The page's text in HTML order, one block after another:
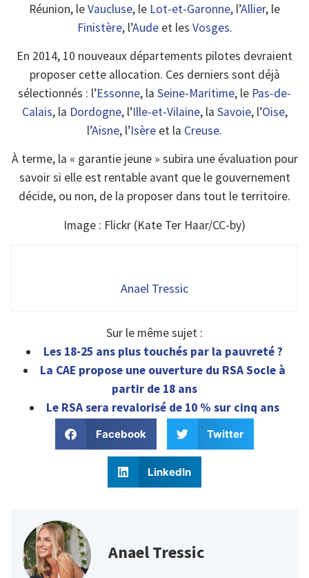
Réunion, leVaucluse, le Lot-et-Garonne, l’Allier, le
Finistère, l’Audeet les Vosges.
En 2014, 10 nouveaux départements pilotes devraient
proposer cette allocation. Ces derniers sont déjà
sélectionnés : l’Essonne, la Seine-Maritime, le Pas-de-
Calais, la Dordogne, l’Ille-et-Vilaine, la Savoie, l’Oise,
l’Aisne, l’Isère et la Creuse.
À terme, la « garantie jeune » subira une évaluation pour
savoir si elle est rentable avant que le gouvernement
décide, ou non, de la proposer dans tout le territoire.
Image : Flickr (Kate Ter Haar/CC-by)
Anael Tressic
Sur le même sujet :
Les 18-25 ans plus touchés par la pauvreté ?
La CAE propose une ouverture du RSA Socle à
partir de 18 ans
Le RSA sera revalorisé de 10 % sur cinq ans
Facebook Twitter
LinkedIn
Anael Tressic